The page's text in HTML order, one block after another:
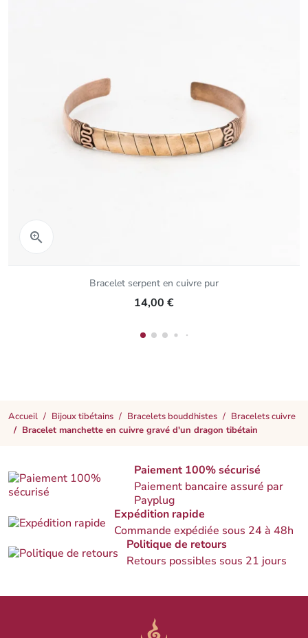

Bracelet serpent en cuivre pur
14,00 €
Accueil Bijoux tibétains Bracelets bouddhistes
Bracelets cuivre
Bracelet manchette en cuivre gravé d'un dragon tibétain
Paiement 100% sécurisé
Paiement bancaire assuré par
Payplug
Expédition rapide
Commande expédiée sous 24 à 48h
Politique de retours
Retours possibles sous 21 jours